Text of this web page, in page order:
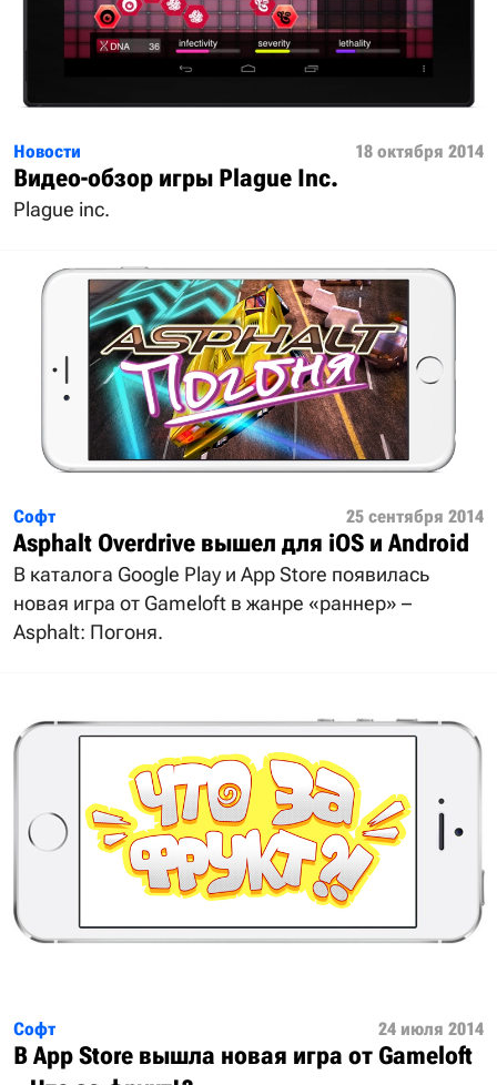
Новости 18 октября 2014
Видео-обзор игры Plague Inc.
Plague inc.
Софт 25 сентября 2014
Asphalt Overdrive вышел для iOS и Android
В каталога Google Play и App Store появилась
новая игра от Gameloft в жанре «раннер» –
Asphalt: Погоня.
Софт 24 июля 2014
В App Store вышла новая игра от Gameloft